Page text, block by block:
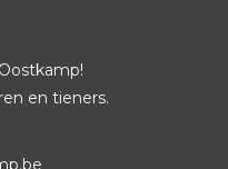
en tieners.